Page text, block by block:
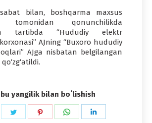
bilan, boshqarma maxsus
tomonidan qonunchilikda
tartibda “Hududiy elektr
AJning “Buxoro hududiy
AJga nisbatan belgilangan
yangilik bilan boʻlishish
Share
Share
Share